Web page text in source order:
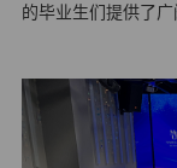
的毕业生们提供了广